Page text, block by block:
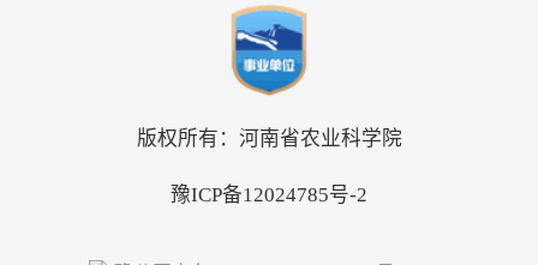
版权所有：河南省农业科学院
豫ICP备12024785号-2